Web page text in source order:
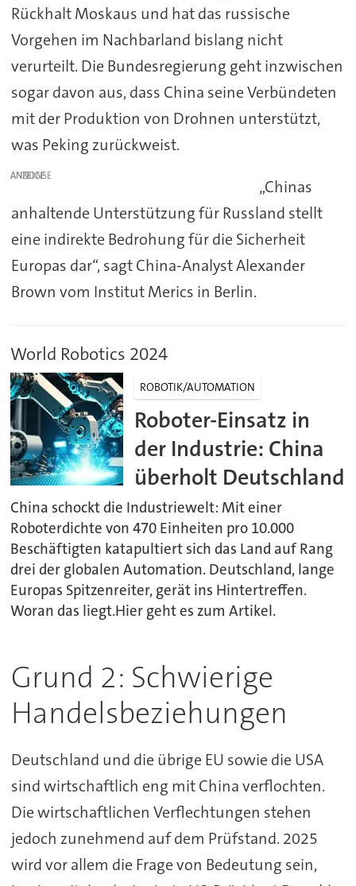
Rückhalt Moskaus und hat das russische
Vorgehen im Nachbarland bislang nicht
verurteilt. Die Bundesregierung geht inzwischen
sogar davon aus, dass China seine Verbündeten
mit der Produktion von Drohnen unterstützt,
was Peking zurückweist.
ANZEIGE
„Chinas
anhaltende Unterstützung für Russland stellt
eine indirekte Bedrohung für die Sicherheit
Europas dar“, sagt China-Analyst Alexander
Brown vom Institut Merics in Berlin.
World Robotics 2024
ROBOTIK/AUTOMATION
Roboter-Einsatz in
der Industrie: China
überholt Deutschland
China schockt die Industriewelt: Mit einer
Roboterdichte von 470 Einheiten pro 10.000
Beschäftigten katapultiert sich das Land auf Rang
drei der globalen Automation. Deutschland, lange
Europas Spitzenreiter, gerät ins Hintertreffen.
Woran das liegt.Hier geht es zum Artikel.
Grund 2: Schwierige
Handelsbeziehungen
Deutschland und die übrige EU sowie die USA
sind wirtschaftlich eng mit China verflochten.
Die wirtschaftlichen Verflechtungen stehen
jedoch zunehmend auf dem Prüfstand. 2025
wird vor allem die Frage von Bedeutung sein,